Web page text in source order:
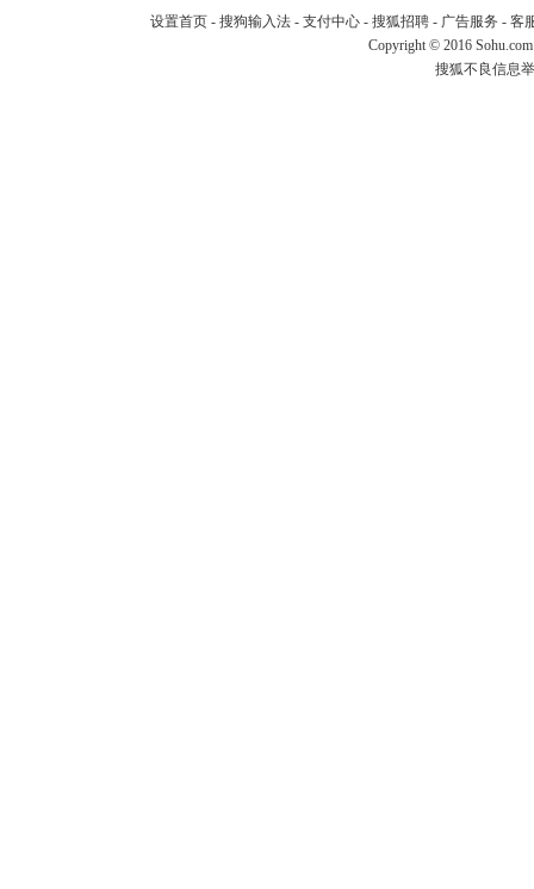
设置首页- 搜狗输入法- 支付中心- 搜狐招聘- 广告服务 - 客
Copyright © 2016
搜狐不良信息